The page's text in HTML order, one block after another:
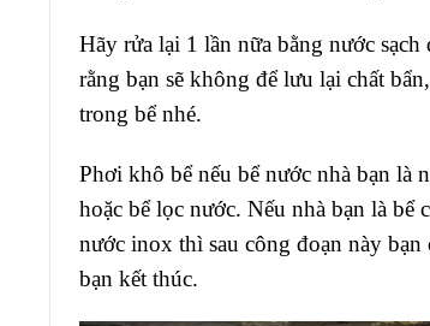
Hãy rửa lại 1 lần nữa bằng nước sạch
rằng bạn sẽ không để lưu lại chất
trong bể nhé.
Phơi khô bể nếu bể nước nhà bạn là
hoặc bể lọc nước. Nếu nhà bạn là bể
nước inox thì sau công đoạn này bạn
bạn kết thúc.